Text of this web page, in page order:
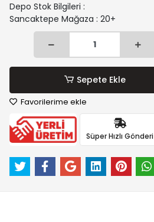
Depo Stok Bilgileri :
Sancaktepe Mağaza : 20+
Sepete Ekle
Favorilerime ekle
Süper Hızlı Gönderi